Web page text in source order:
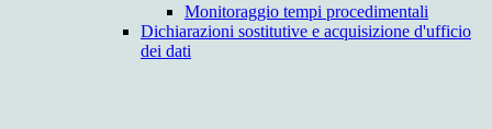
Monitoraggio tempi procedimentali
Dichiarazioni sostitutive e acquisizione d'ufficio
dei dati